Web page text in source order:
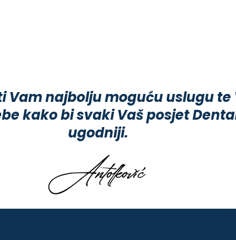
Vam najbolju moguću uslugu
kako bi svaki Vaš posjet
ugodniji.